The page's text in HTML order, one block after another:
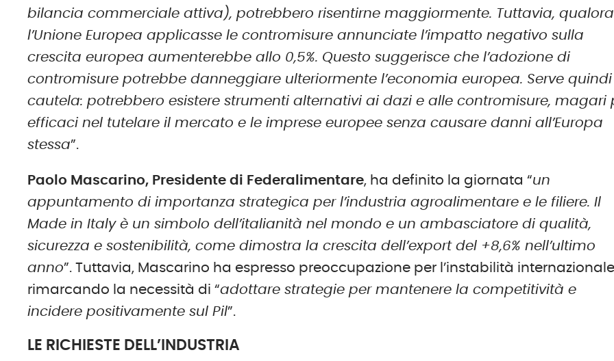
bilancia commerciale attiva), potrebbero risentirne maggiormente. Tuttavia, qualora
l’Unione Europea applicasse le contromisure annunciate l’impatto negativo sulla
crescita europea aumenterebbe allo 0,5%. Questo suggerisce che l’adozione di
contromisure potrebbe danneggiare ulteriormente l’economia europea. Serve quindi
cautela: potrebbero esistere strumenti alternativi ai dazi e alle contromisure, magari
efficaci nel tutelare il mercato e le imprese europee senza causare danni all’Europa
stessa”.
Paolo Mascarino, Presidente di Federalimentare, ha definito la giornata “un
appuntamento di importanza strategica per l’industria agroalimentare e le filiere.Il
Made in Italyè un simbolo dell’italianità nel mondo e un ambasciatore di qualità,
sicurezza e sostenibilità, come dimostra la crescita dell’export del +8,6% nell’ultimo
anno”. Tuttavia, Mascarino ha espresso preoccupazione per l’instabilità
rimarcando la necessità di “adottarestrategie per mantenere la competitività e
incidere positivamente sul Pil”.
LE RICHIESTE DELL’INDUSTRIA